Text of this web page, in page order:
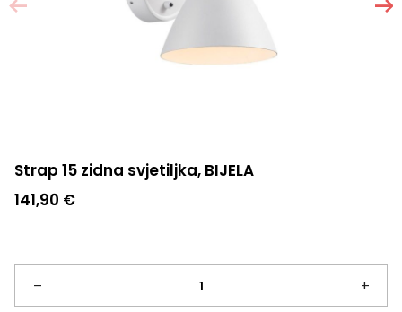
Strap 15 zidna svjetiljka, BIJELA
141,90 €
–
Strap +